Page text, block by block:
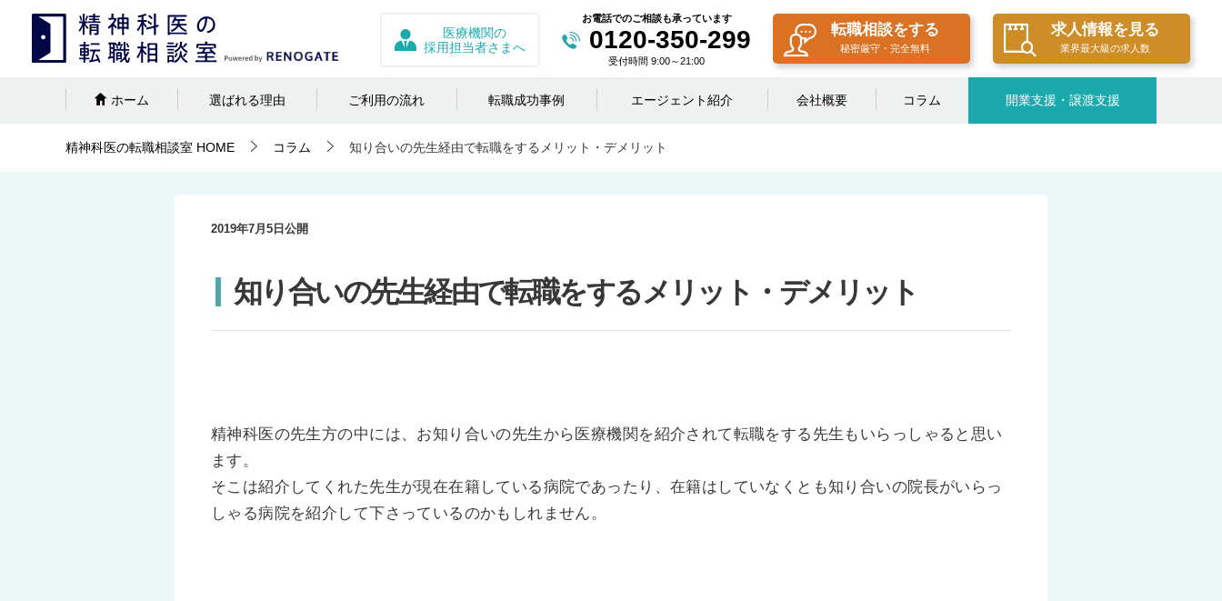
転職相談をする
秘密厳守・完全無料
求人情報を見る
業界最大級の求人数
お電話でのご相談も承っています
0120-350-299
受付時間 9:00～21:00
医療機関の
採用担当者さまへ
ホーム 選ばれる理由 ご利用の流れ 転職成功事例 エージェント紹介 会社概要 コラム 開業支援・譲渡支援
精神科医の転職相談室 HOME コラム 知り合いの先生経由で転職をするメリット・デメリット
2019年7月5日 公開
知り合いの先生経由で転職をするメリット・デメリット
精神科医の先生方の中には、お知り合いの先生から医療機関を紹介されて転職をする先生もいらっしゃると思い
ます。
そこは紹介してくれた先生が現在在籍している病院であったり、在籍はしていなくとも知り合いの院長がいらっ
しゃる病院を紹介して下さっているのかもしれません。